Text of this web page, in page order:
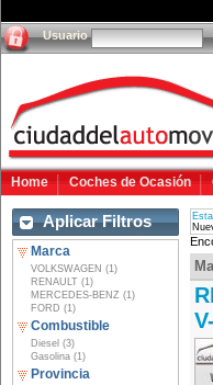
Usuario
Home Coches de Ocasión
Aplicar Filtros
Marca
VOLKSWAGEN (1)
RENAULT (1)
MERCEDES-BENZ (1)
FORD (1)
Combustible
Diesel (3)
Gasolina (1)
Provincia